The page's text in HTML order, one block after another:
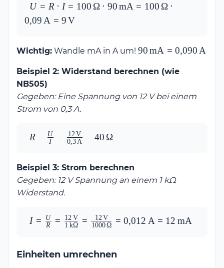
U = R \cdot I =
100\,\Omega
100\,\Omega
0{,}09\,\text{A}
= 9\,\text{V}
U = R ⋅ I = 100 Ω ⋅ 90mA = 100 Ω ⋅
0,09 A = 9V
Wichtig: Wandle mA in A um! 90\,\text{mA} =
90 mA = 0,090 A
Beispiel 2: Widerstand berechnen (wie
NB505)
Gegeben: Eine Spannung von 12 V bei einem
Strom von 0,3 A.
R = \frac{U}{I} =
= 40\,\Omega
R = I
U = 0, 3 A
12V = 40 Ω
Beispiel 3: Strom berechnen
Gegeben: 12 V Spannung an einem 1 kΩ
Widerstand.
I = \frac{U}{R} =
= \frac{12\,\text{V}}
I = R
U = 1 kΩ
12 V = 1000Ω
12V = 0,012 A = 12 mA
Einheiten umrechnen